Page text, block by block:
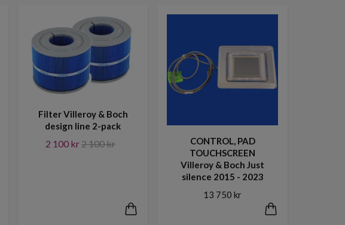
Filter Villeroy & Boch
design line 2-pack
2 100 kr2 100 kr
CONTROL, PAD
TOUCHSCREEN
Villeroy & Boch Just
silence 2015 - 2023
13 750 kr